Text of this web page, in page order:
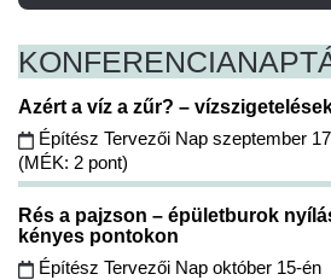
KONFERENCIA
Azért a víz a zűr? –
Építész Tervezői Nap szeptember
(MÉK: 2 pont)
Rés a pajzson – épületburok
kényes pontokon
Építész Tervezői Nap október 15-én